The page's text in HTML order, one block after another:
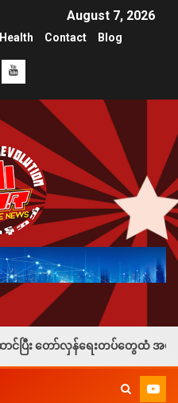
August 7, 2026
Health Contact Blog
ရေးတပ်တွေထံ အပ်နှံလို့ သိန်းတစ်